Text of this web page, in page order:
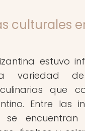
culturales
estuvo
variedad
que
Entre las
se encuentran